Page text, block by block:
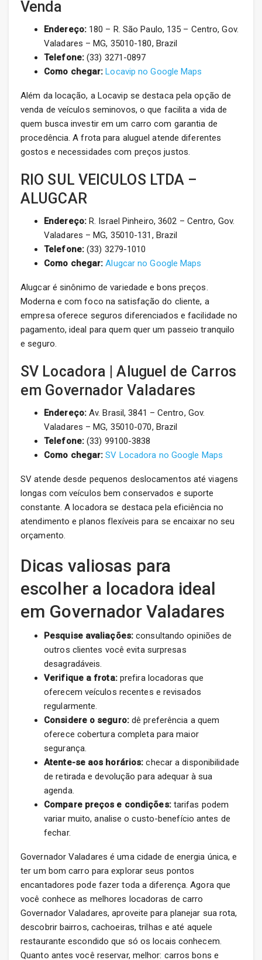
Venda
Endereço:180 – R. São Paulo, 135 – Centro, Gov.
Valadares – MG, 35010-180, Brazil
Telefone:(33) 3271-0897
Como chegar: Locavip no Google Maps
Além da locação, a Locavip se destaca pela opção de
venda de veículos seminovos, o que facilita a vida de
quem busca investir em um carro com garantia de
procedência. A frota para aluguel atende diferentes
gostos e necessidades com preços justos.
RIO SUL VEICULOS LTDA –
ALUGCAR
Endereço:R. Israel Pinheiro, 3602 – Centro, Gov.
Valadares – MG, 35010-131, Brazil
Telefone:(33) 3279-1010
Como chegar: Alugcar no Google Maps
Alugcar é sinônimo de variedade e bons preços.
Moderna e com foco na satisfação do cliente, a
empresa oferece seguros diferenciados e facilidade no
pagamento, ideal para quem quer um passeio tranquilo
e seguro.
SV Locadora | Aluguel de Carros
em Governador Valadares
Endereço:Av. Brasil, 3841 – Centro, Gov.
Valadares – MG, 35010-070, Brazil
Telefone:(33) 99100-3838
Como chegar: SV Locadora no Google Maps
SV atende desde pequenos deslocamentos até viagens
longas com veículos bem conservados e suporte
constante. A locadora se destaca pela eficiência no
atendimento e planos flexíveis para se encaixar no seu
orçamento.
Dicas valiosas para
escolher a locadora ideal
em Governador Valadares
Pesquise avaliações: consultando opiniões de
outros clientes você evita surpresas
desagradáveis.
Verifique a frota:prefira locadoras que
oferecem veículos recentes e revisados
regularmente.
Considere o seguro:dê preferência a quem
oferece cobertura completa para maior
segurança.
Atente-se aos horários: checar a disponibilidade
de retirada e devolução para adequar à sua
agenda.
Compare preços e condições:tarifas podem
variar muito, analise o custo-benefício antes de
fechar.
Governador Valadares é uma cidade de energia única, e
ter um bom carro para explorar seus pontos
encantadores pode fazer toda a diferença. Agora que
você conhece as melhores locadoras de carro
Governador Valadares, aproveite para planejar sua rota,
descobrir bairros, cachoeiras, trilhas e até aquele
restaurante escondido que só os locais conhecem.
Quanto antes você reservar, melhor: carros bons e